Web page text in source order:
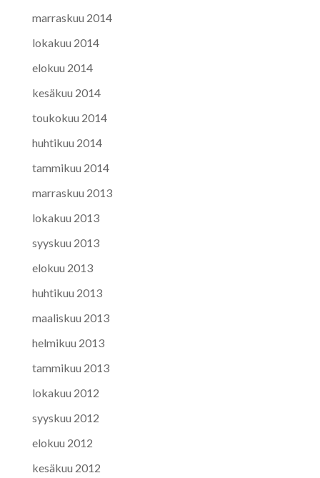
marraskuu 2014
lokakuu 2014
elokuu 2014
kesäkuu 2014
toukokuu 2014
huhtikuu 2014
tammikuu 2014
marraskuu 2013
lokakuu 2013
syyskuu 2013
elokuu 2013
huhtikuu 2013
maaliskuu 2013
helmikuu 2013
tammikuu 2013
lokakuu 2012
syyskuu 2012
elokuu 2012
kesäkuu 2012